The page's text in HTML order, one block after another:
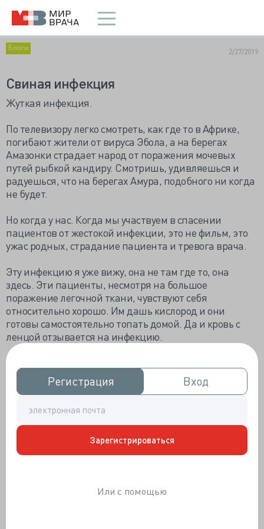
Регистрация
Регистрация Вход
Вход
Зарегистрироваться
Или с помощью
Блоги 2/27/2019
Свиная инфекция
Жуткая инфекция.
По телевизору легко смотреть, как где то в Африке,
погибают жители от вируса Эбола, а на берегах
Амазонки страдает народ от поражения мочевых
путей рыбкой кандиру. Смотришь, удивляешься и
радуешься, что на берегах Амура, подобного ни когда
не будет.
Но когда у нас. Когда мы участвуем в спасении
пациентов от жестокой инфекции, это не фильм, это
ужас родных, страдание пациента и тревога врача.
Эту инфекцию я уже вижу, она не там где то, она
здесь. Эти пациенты, несмотря на большое
поражение легочной ткани, чувствуют себя
относительно хорошо. Им дашь кислород и они
готовы самостоятельно топать домой. Да и кровь с
ленцой отзывается на инфекцию.
Этот проклятый вирус легко обманывает пациента,
но наш пульсоксиметр, его не обманет. Врач с
удивлением проверяет датчик определяющий
он брешет, он измеряет у себя количество кислорода.
Но нет. Больному плохо. Совсем плохо.
Но кажется, что не столь тяжелое состояние.
противовирусные препараты и доктор с удивление